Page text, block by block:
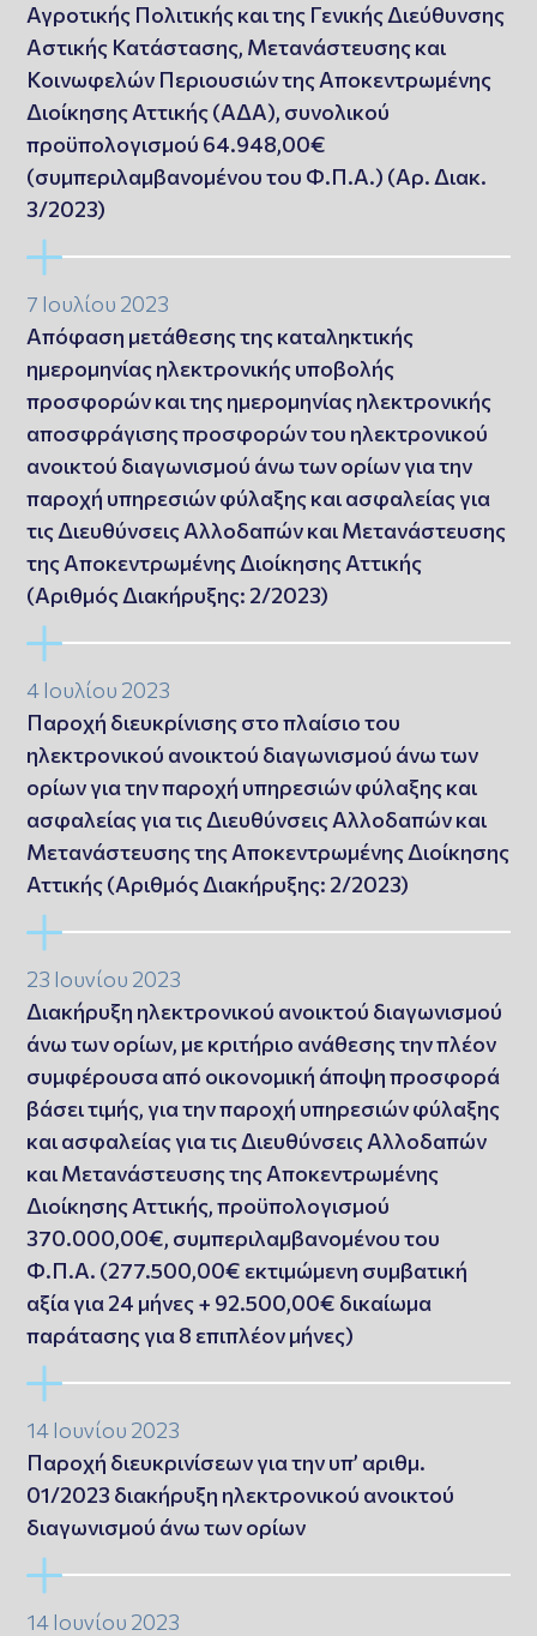
Αγροτικής Πολιτικής και της Γενικής Διεύθυνσης
Αστικής Κατάστασης, Μετανάστευσης και
Κοινωφελών Περιουσιών της Αποκεντρωμένης
Διοίκησης Αττικής (ΑΔΑ), συνολικού
προϋπολογισμού 64.948,00€
(συμπεριλαμβανομένου του Φ.Π.Α.) (Αρ. Διακ.
3/2023)
7 Ιουλίου 2023
Απόφαση μετάθεσης της καταληκτικής
ημερομηνίας ηλεκτρονικής υποβολής
προσφορών και της ημερομηνίας ηλεκτρονικής
αποσφράγισης προσφορών του ηλεκτρονικού
ανοικτού διαγωνισμού άνω των ορίων για την
παροχή υπηρεσιών φύλαξης και ασφαλείας για
τις Διευθύνσεις Αλλοδαπών και Μετανάστευσης
της Αποκεντρωμένης Διοίκησης Αττικής
(Αριθμός Διακήρυξης: 2/2023)
4 Ιουλίου 2023
Παροχή διευκρίνισης στο πλαίσιο του
ηλεκτρονικού ανοικτού διαγωνισμού άνω των
ορίων για την παροχή υπηρεσιών φύλαξης και
ασφαλείας για τις Διευθύνσεις Αλλοδαπών και
Μετανάστευσης της Αποκεντρωμένης Διοίκησης
Αττικής (Αριθμός Διακήρυξης: 2/2023)
23 Ιουνίου 2023
Διακήρυξη ηλεκτρονικού ανοικτού διαγωνισμού
άνω των ορίων, με κριτήριο ανάθεσης την πλέον
συμφέρουσα από οικονομική άποψη προσφορά
βάσει τιμής, για την παροχή υπηρεσιών φύλαξης
και ασφαλείας για τις Διευθύνσεις Αλλοδαπών
και Μετανάστευσης της Αποκεντρωμένης
Διοίκησης Αττικής, προϋπολογισμού
370.000,00€, συμπεριλαμβανομένου του
Φ.Π.Α. (277.500,00€ εκτιμώμενη συμβατική
αξία για 24 μήνες + 92.500,00€ δικαίωμα
παράτασης για 8 επιπλέον μήνες)
14 Ιουνίου 2023
Παροχή διευκρινίσεων για την υπ’ αριθμ.
01/2023 διακήρυξη ηλεκτρονικού ανοικτού
διαγωνισμού άνω των ορίων
14 Ιουνίου 2023